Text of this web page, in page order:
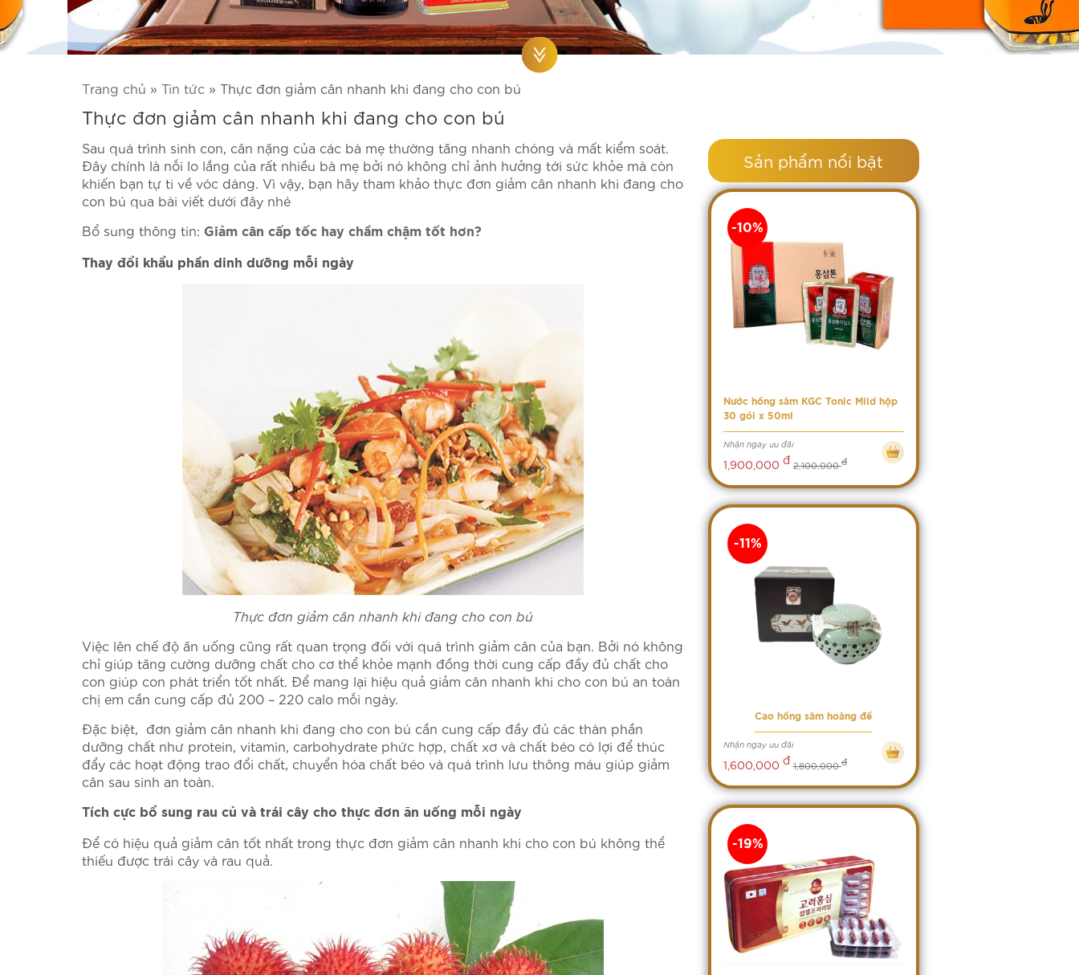
Trang chủ » Tin tức » Thực đơn giảm cân nhanh khi đang cho con bú
Thực đơn giảm cân nhanh khi đang cho con bú
Sau quá trình sinh con, cân nặng của các bà mẹ thường tăng nhanh chóng và mất kiểm soát.
Đây chính là nỗi lo lắng của rất nhiều bà mẹ bởi nó không chỉ ảnh hưởng tới sức khỏe mà còn
khiến bạn tự ti về vóc dáng. Vì vậy, bạn hãy tham khảo thực đơn giảm cân nhanh khi đang cho
con bú qua bài viết dưới đây nhé
Bổ sung thông tin: Giảm cân cấp tốc hay chầm chậm tốt hơn?
Thay đổi khẩu phần dinh dưỡng mỗi ngày
Thực đơn giảm cân nhanh khi đang cho con bú
Việc lên chế độ ăn uống cũng rất quan trọng đối với quá trình giảm cân của bạn. Bởi nó không
chỉ giúp tăng cường dưỡng chất cho cơ thể khỏe mạnh đồng thời cung cấp đầy đủ chất cho
con giúp con phát triển tốt nhất. Để mang lại hiệu quả giảm cân nhanh khi cho con bú an toàn
chị em cần cung cấp đủ 200 – 220 calo mỗi ngày.
Đặc biệt, đơn giảm cân nhanh khi đang cho con bú cần cung cấp đầy đủ các thàn phần
dưỡng chất như protein, vitamin, carbohydrate phức hợp, chất xơ và chất béo có lợi để thúc
đẩy các hoạt động trao đổi chất, chuyển hóa chất béo và quá trình lưu thông máu giúp giảm
cân sau sinh an toàn.
Tích cực bổ sung rau củ và trái cây cho thực đơn ăn uống mỗi ngày
Để có hiệu quả giảm cân tốt nhất trong thực đơn giảm cân nhanh khi cho con bú không thể
thiếu được trái cây và rau quả.
Sản phẩm nổi bật
Nước hồng sâm KGC Tonic Mild hộp
30 gói x 50ml
Nhận ngay ưu đãi
1,900,000 đ 2,100,000đ
-10%
Cao hồng sâm hoàng đế
Nhận ngay ưu đãi
1,600,000 đ 1,800,000đ
-11%
-19%